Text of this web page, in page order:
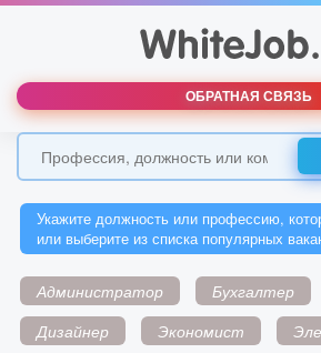
ОБРАТНАЯ СВЯЗЬ
Укажите должность или профессию,
или выберите из списка популярных
Администратор Бухгалтер
Дизайнер
Экономист